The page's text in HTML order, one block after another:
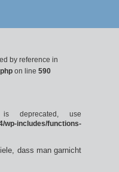
by reference in
on line 590
deprecated, use
wp-includes/functions-
dass man garnicht